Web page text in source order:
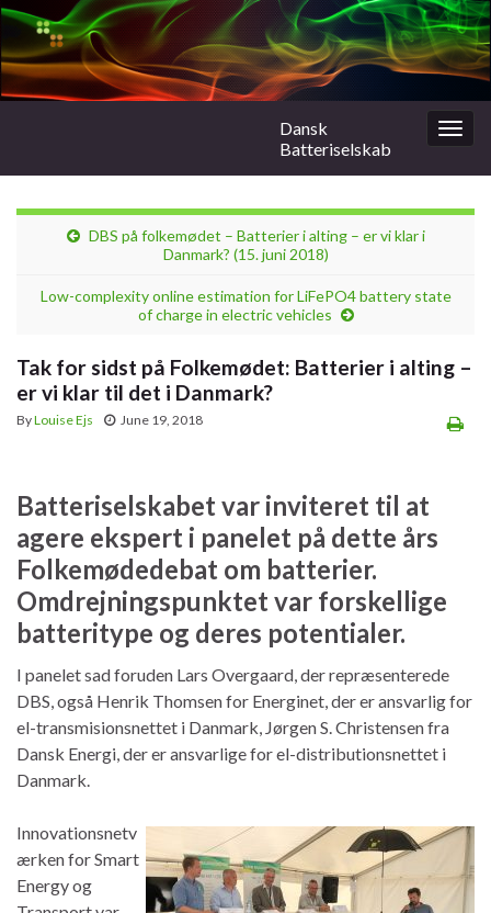
Dansk
Batteriselskab
DBS på folkemødet – Batterier i alting – er vi klar i
Danmark? (15. juni 2018)
Low-complexity online estimation for LiFePO4 battery state
of charge in electric vehicles
Tak for sidst på Folkemødet: Batterier i alting –
er vi klar til det i Danmark?
ByLouise Ejs June 19, 2018
Batteriselskabet var inviteret til at
agere ekspert i panelet på dette års
Folkemødedebat om batterier.
Omdrejningspunktet var forskellige
batteritype og deres potentialer.
I panelet sad foruden Lars Overgaard, der repræsenterede
DBS, også Henrik Thomsen for Energinet, der er ansvarlig for
el-transmisionsnettet i Danmark, Jørgen S. Christensen fra
Dansk Energi, der er ansvarlige for el-distributionsnettet i
Danmark.
Innovationsnetv
ærken for Smart
Energy og